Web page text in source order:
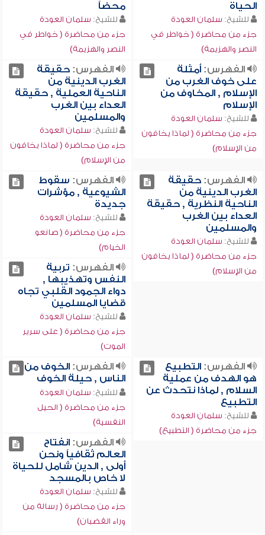
الحياة
للشيخ: سلمان العودة
جزء من محاضرة ( خواطر في
النصر والهزيمة)
محضاً
للشيخ: سلمان العودة
جزء من محاضرة ( خواطر في
النصر والهزيمة)
الفهرس:أمثلة
على خوف الغرب من
الإسلام , المخاوف من
الإسلام
للشيخ: سلمان العودة
جزء من محاضرة ( لماذا يخافون
من الإسلام)
الفهرس:حقيقة
الغرب الدينية من
الناحية العملية , حقيقة
العداء بين الغرب
والمسلمين
للشيخ: سلمان العودة
جزء من محاضرة ( لماذا يخافون
من الإسلام)
الفهرس:حقيقة
الغرب الدينية من
الناحية النظرية , حقيقة
العداء بين الغرب
والمسلمين
للشيخ: سلمان العودة
جزء من محاضرة ( لماذا يخافون
من الإسلام)
الفهرس: سقوط
الشيوعية , مؤشرات
جديدة
للشيخ: سلمان العودة
جزء من محاضرة ( صانعو
الخيام)
الفهرس: تربية
النفس وتهذيبها ,
دواء الجمود القلبي تجاه
قضايا المسلمين
للشيخ: سلمان العودة
جزء من محاضرة ( على سرير
الموت)
الفهرس:التطبيع
هو الهدف من عملية
السلام , لماذا نتحدث عن
التطبيع
للشيخ: سلمان العودة
جزء من محاضرة ( التطبيع)
الفهرس:الخوف من
الناس , حيلة الخوف
للشيخ: سلمان العودة
جزء من محاضرة ( الحيل
النفسية)
الفهرس:انفتاح
العالم ثقافياً ونحن
أولى , الدين شامل للحياة
لا خاص بالمسجد
للشيخ: سلمان العودة
جزء من محاضرة ( رسالة من
وراء القضبان)